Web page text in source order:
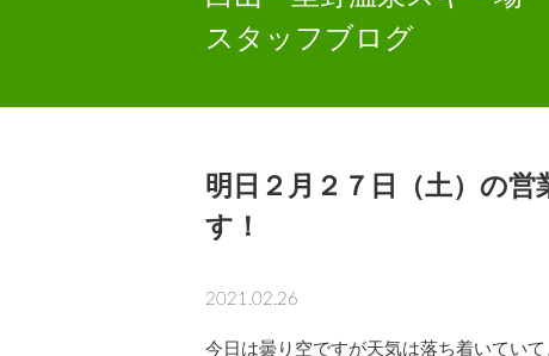
スタッフブログ
明日２月２７日（土）の
す！
2021.02.26
今日は曇り空ですが天気は落ち着いてい